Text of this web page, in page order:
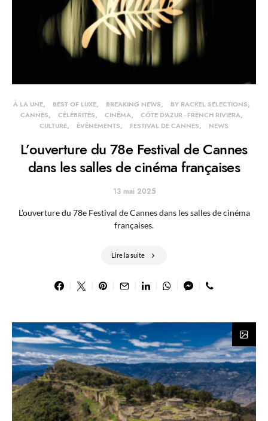
À LA UNE BEST OF LUXE BREAKING NEWS
BY RACKEL SELECTIONS
CANNES
CÉLÉBRITÉS CINÉMA
CÔTE D'AZUR - FRENCH RIVIERA
CULTURE
ÉVÉNEMENTS FESTIVAL DE CANNES NEWS
L’ouverture du 78e Festival de Cannes
dans les salles de cinéma françaises
13 mai 2025
L’ouverture du 78e Festival de Cannes dans les salles de cinéma
françaises.
Lire la suite